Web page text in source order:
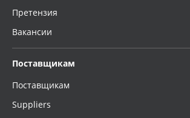
Претензия
Вакансии
Поставщикам
Поставщикам
Suppliers